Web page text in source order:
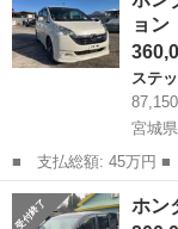
ョ
ステ
宮城
■ 支払総額: 45万円 ■ 車両本体価格： 360,000 円 ■ メーカー
名： ホンダ ■ 車種
スタイルエディショ
宮城 名取市
ホン